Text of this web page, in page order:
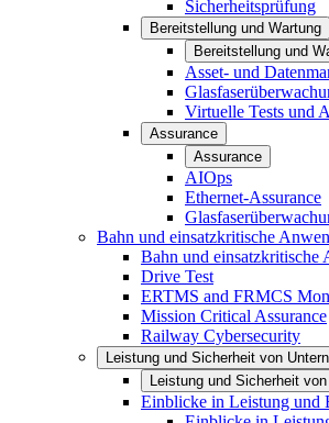
Sicherheitsprüfung
Bereitstellung und Wartung
Bereitstellung und
Asset- und
Virtuelle Tests und
Assurance
Assurance
AIOps
Ethernet-Assurance
Bahn und einsatzkritische
Bahn und einsatzkritische
Drive Test
ERTMS and FRMCS
Mission Critical Assurance
Railway Cybersecurity
Leistung und Sicherheit von
Leistung und Sicherheit
Einblicke in Leistung und